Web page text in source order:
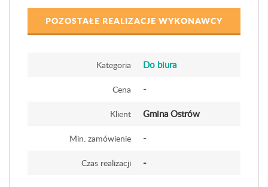
POZOSTAŁE REALIZACJE WYKONAWCY
Kategoria Do biura
Cena -
Klient Gmina Ostrów
Min. zamówienie -
Czas realizacji -